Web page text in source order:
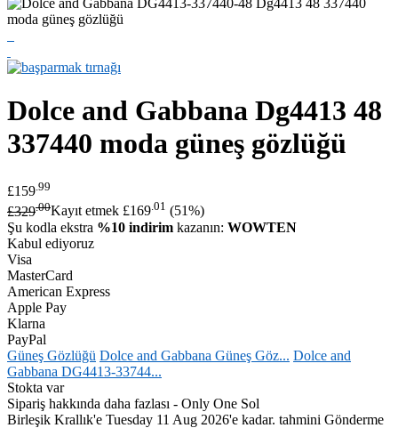
Dolce and Gabbana Dg4413 48
337440 moda güneş gözlüğü
£159 .99
£329.00Kayıt etmek £169.01 (51%)
Şu kodla ekstra %10 indirim kazanın: WOWTEN
Kabul ediyoruz
Visa
MasterCard
American Express
Apple Pay
Klarna
PayPal
Güneş Gözlüğü Dolce and Gabbana Güneş Göz... Dolce and
Gabbana DG4413-33744...
Stokta var
Sipariş hakkında daha fazlası - Only One Sol
Birleşik Krallık'e Tuesday 11 Aug 2026'e kadar. tahmini Gönderme